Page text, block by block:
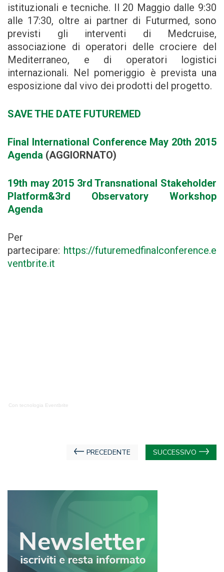
istituzionali e tecniche. Il 20 Maggio dalle 9:30
alle 17:30, oltre ai partner di Futurmed, sono
previsti gli interventi di Medcruise,
associazione di operatori delle crociere del
Mediterraneo, e di operatori logistici
internazionali. Nel pomeriggio è prevista una
esposizione dal vivo dei prodotti del progetto.
SAVE THE DATE FUTUREMED
Final International Conference May 20th 2015
Agenda (AGGIORNATO)
19th may 2015 3rd Transnational Stakeholder
Platform&3rd Observatory Workshop
Agenda
Per
partecipare: https://futuremedfinalconference.e
ventbrite.it
Con tecnologia Eventbrite
Navigazione
PRECEDENTE SUCCESSIVO